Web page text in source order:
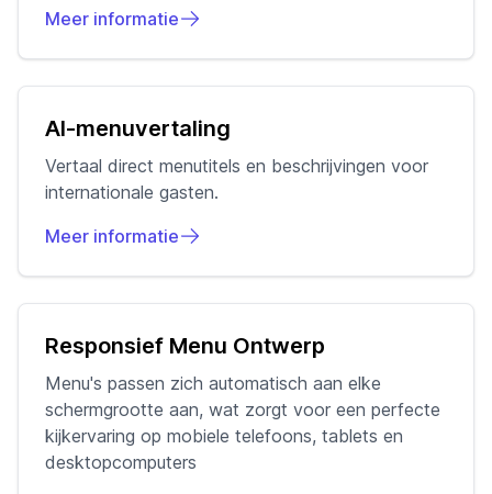
Meer informatie
AI-menuvertaling
Vertaal direct menutitels en beschrijvingen voor
internationale gasten.
Meer informatie
Responsief Menu Ontwerp
Menu's passen zich automatisch aan elke
schermgrootte aan, wat zorgt voor een perfecte
kijkervaring op mobiele telefoons, tablets en
desktopcomputers